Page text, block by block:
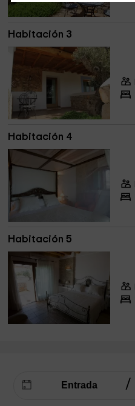
Habitación 3
Habitación 4
Habitación 5